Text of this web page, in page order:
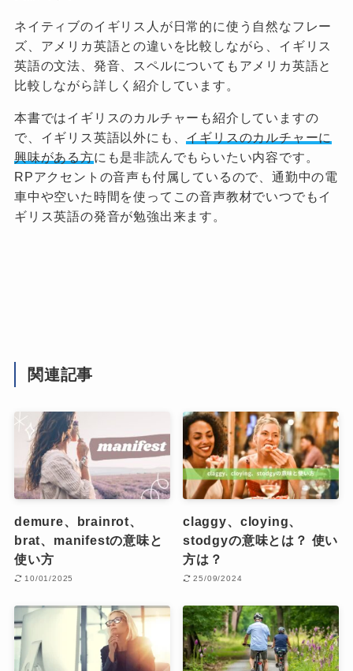
ネイティブのイギリス人が日常的に使う自然なフレー
ズ、アメリカ英語との違いを比較しながら、イギリス
英語の文法、発音、スペルについてもアメリカ英語と
比較しながら詳しく紹介しています。
本書ではイギリスのカルチャーも紹介していますの
で、イギリス英語以外にも、 イギリスのカルチャーに
興味がある方にも是非読んでもらいたい内容です。
RPアクセントの音声も付属しているので、通勤中の電
車中や空いた時間を使ってこの音声教材でいつでもイ
ギリス英語の発音が勉強出来ます。
関連記事
demure、brainrot、
brat、manifestの意味と
使い方
10/01/2025
claggy、cloying、
stodgyの意味とは？ 使い
方は？
25/09/2024